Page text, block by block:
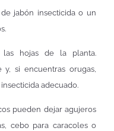
jabón insecticida o un
hojas de la planta.
si encuentras orugas,
adecuado.
pueden dejar agujeros
cebo para caracoles o